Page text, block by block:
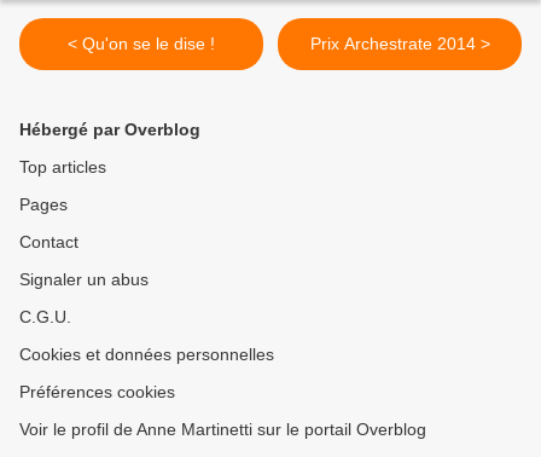
< Qu'on se le dise ! Prix Archestrate 2014 >
Hébergé par Overblog
Top articles
Pages
Contact
Signaler un abus
C.G.U.
Cookies et données personnelles
Préférences cookies
Voir le profil de Anne Martinetti sur le portail Overblog